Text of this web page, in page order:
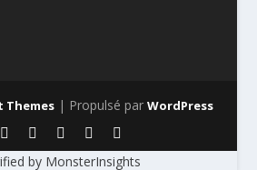
Themes | Propulsé parWordPress